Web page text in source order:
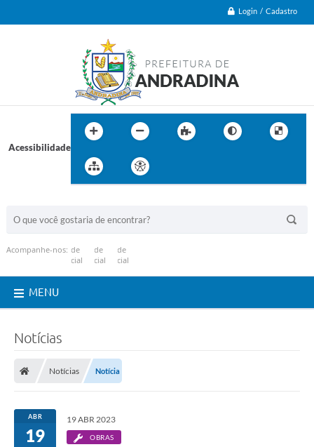
Login / Cadastro
Acessibilidade
Acompanhe-nos:
MENU
Notícias
Notícias Notícia
ABR
19
19 ABR 2023
OBRAS